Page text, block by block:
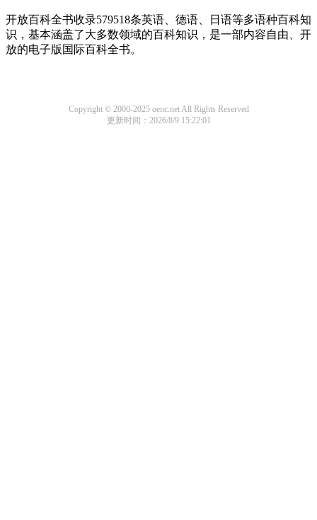
开放百科全书收录579518条英语、德语、日语等多语种百科知
识，基本涵盖了大多数领域的百科知识，是一部内容自由、开
放的电子版国际百科全书。
Copyright © 2000-2025 oenc.net All Rights Reserved
更新时间：2026/8/9 15:22:01